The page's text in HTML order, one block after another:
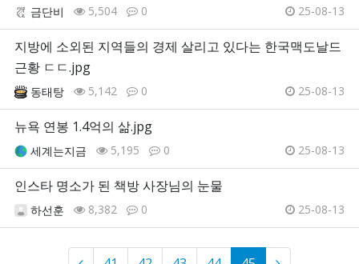
금단비 5,504 0 25-08-13
지방에 소외된 지역들의 경제 살리고 있다는 한국맥도날드
근황 ㄷㄷ.jpg
동태탕 5,142 0 25-08-13
뉴욕 연봉 1.4억의 삶.jpg
세계는지금 5,195 0 25-08-13
인스타 명소가 된 책방 사장님의 눈물
하선훈 8,382 0 25-08-13